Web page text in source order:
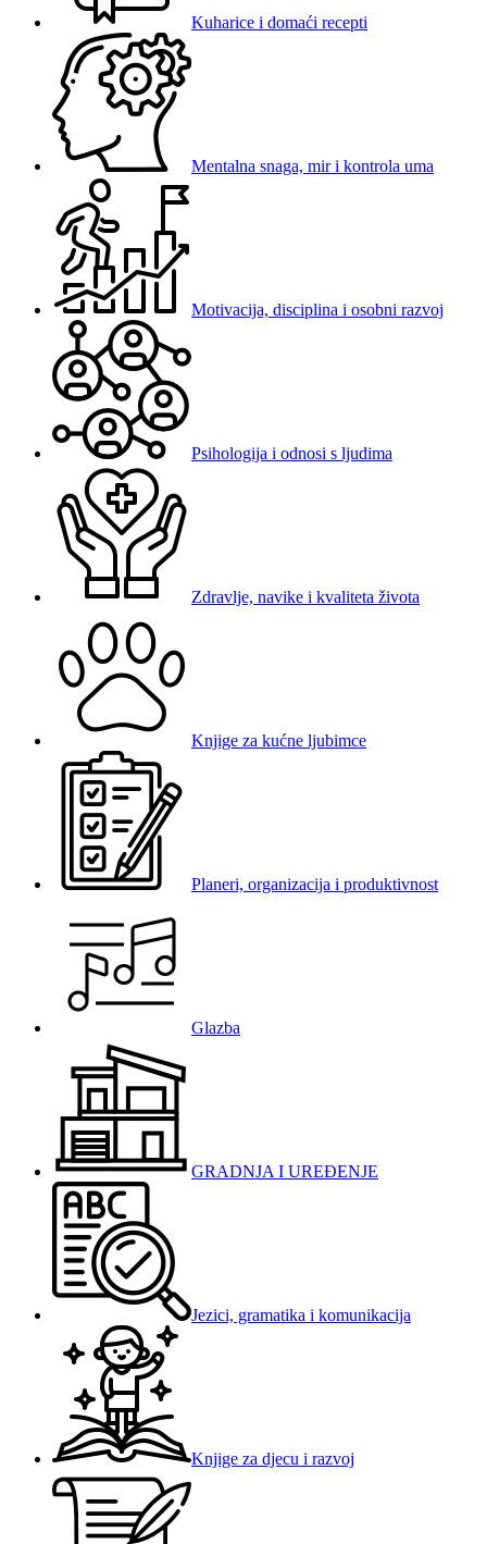
Kuharice i domaći recepti
Mentalna snaga, mir i kontrola uma
Motivacija, disciplina i osobni razvoj
Psihologija i odnosi s ljudima
Zdravlje, navike i kvaliteta života
Knjige za kućne ljubimce
Planeri, organizacija i produktivnost
Glazba
GRADNJA I UREĐENJE
Jezici, gramatika i komunikacija
Knjige za djecu i razvoj